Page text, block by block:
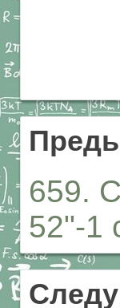
659.
52"-1